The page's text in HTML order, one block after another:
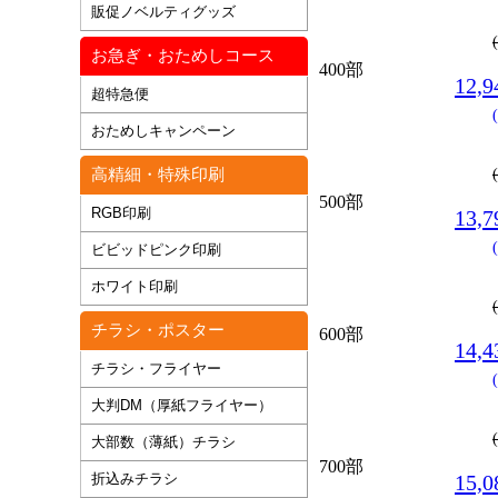
400部
500部
600部
700部
販促ノベルティグッズ
お急ぎ・おためしコース
超特急便
おためしキャンペーン
高精細・特殊印刷
RGB印刷
ビビッドピンク印刷
ホワイト印刷
チラシ・ポスター
チラシ・フライヤー
大判DM（厚紙フライヤー）
大部数（薄紙）チラシ
折込みチラシ